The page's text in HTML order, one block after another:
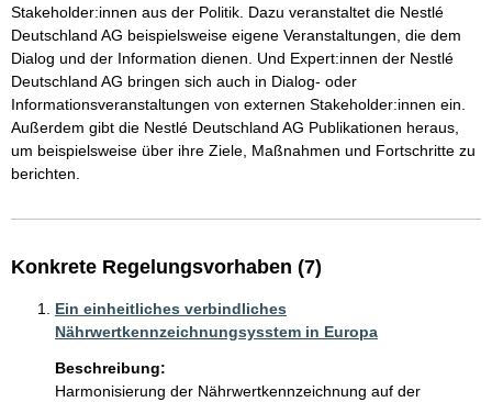
Stakeholder:innen aus der Politik. Dazu veranstaltet die Nestlé
Deutschland AG beispielsweise eigene Veranstaltungen, die dem
Dialog und der Information dienen. Und Expert:innen der Nestlé
Deutschland AG bringen sich auch in Dialog- oder
Informationsveranstaltungen von externen Stakeholder:innen ein.
Außerdem gibt die Nestlé Deutschland AG Publikationen heraus,
um beispielsweise über ihre Ziele, Maßnahmen und Fortschritte zu
berichten.
Konkrete Regelungsvorhaben (7)
Ein einheitliches verbindliches
Nährwertkennzeichnungsysstem in Europa
Beschreibung:
Harmonisierung der Nährwertkennzeichnung auf der